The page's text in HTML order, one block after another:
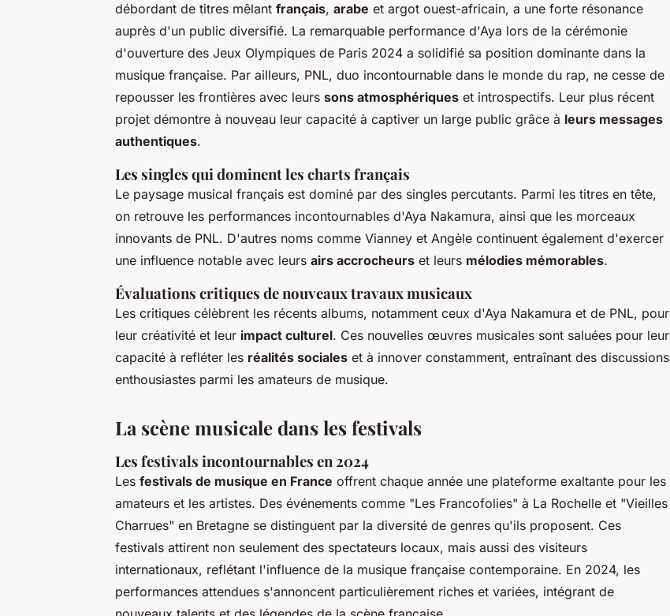
débordant de titres mêlant français, arabe et argot ouest-africain, a une forte résonance
auprès d'un public diversifié. La remarquable performance d'Aya lors de la cérémonie
d'ouverture des Jeux Olympiques de Paris 2024 a solidifié sa position dominante dans la
musique française. Par ailleurs, PNL, duo incontournable dans le monde du rap, ne cesse de
repousser les frontières avec leurs sons atmosphériques et introspectifs. Leur plus récent
projet démontre à nouveau leur capacité à captiver un large public grâce à leurs messages
authentiques.
Les singles qui dominent les charts français
Le paysage musical français est dominé par des singles percutants. Parmi les titres en tête,
on retrouve les performances incontournables d'Aya Nakamura, ainsi que les morceaux
innovants de PNL. D'autres noms comme Vianney et Angèle continuent également d'exercer
une influence notable avec leurs airs accrocheurs et leurs mélodies mémorables.
Évaluations critiques de nouveaux travaux musicaux
Les critiques célèbrent les récents albums, notamment ceux d'Aya Nakamura et de PNL, pour
leur créativité et leur impact culturel. Ces nouvelles œuvres musicales sont saluées pour leur
capacité à refléter les réalités sociales et à innover constamment, entraînant des discussions
enthousiastes parmi les amateurs de musique.
La scène musicale dans les festivals
Les festivals incontournables en 2024
Les festivals de musique en France offrent chaque année une plateforme exaltante pour les
amateurs et les artistes. Des événements comme "Les Francofolies" à La Rochelle et "Vieilles
Charrues" en Bretagne se distinguent par la diversité de genres qu'ils proposent. Ces
festivals attirent non seulement des spectateurs locaux, mais aussi des visiteurs
internationaux, reflétant l'influence de la musique française contemporaine. En 2024, les
performances attendues s'annoncent particulièrement riches et variées, intégrant de